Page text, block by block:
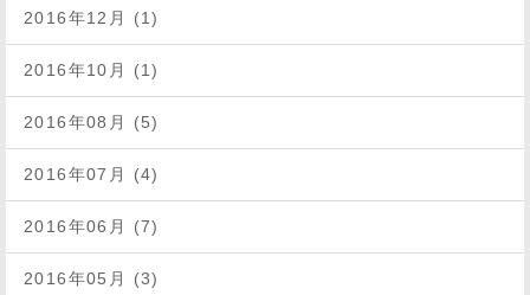
2016年12月 (1)
2016年10月 (1)
2016年08月 (5)
2016年07月 (4)
2016年06月 (7)
2016年05月 (3)